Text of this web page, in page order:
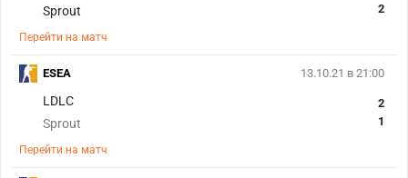
Sprout
2
Перейти на матч
13.10.21 в 21:00
LDLC
Sprout
2
1
Перейти на матч
ESEA